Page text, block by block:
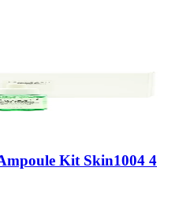
Kit Skin1004 4